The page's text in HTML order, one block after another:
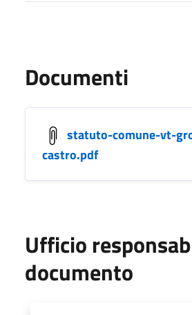
Documenti
statuto-comune-vt-
castro.pdf
Ufficio
documento